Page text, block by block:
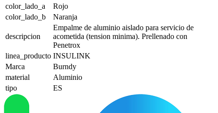
color_lado_a
Rojo
color_lado_b
Naranja
descripcion
Empalme de aluminio aislado para servicio de
acometida (tension minima). Prellenado con
Penetrox
linea_producto INSULINK
Marca
Burndy
material
Aluminio
tipo
ES